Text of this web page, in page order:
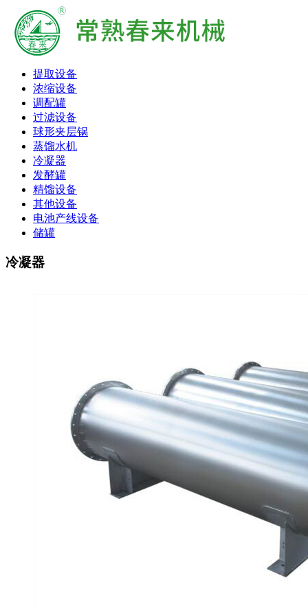
提取设备
浓缩设备
调配罐
过滤设备
球形夹层锅
蒸馏水机
冷凝器
发酵罐
精馏设备
其他设备
电池产线设备
储罐
冷凝器